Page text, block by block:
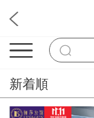
新着順